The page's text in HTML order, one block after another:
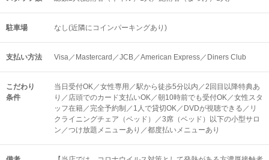
駐車場 なし(近隣にコインパーキングあり)
支払い方法 Visa／Mastercard／JCB／American Express／Diners Club
こだわり
条件
当日受付OK／女性専用／駅から徒歩5分以内／2回目以降特典あ
り／店頭でのカード支払いOK／朝10時前でも受付OK／女性スタ
ッフ在籍／完全予約制／1人で貸切OK／DVDが視聴できる／リ
クライニングチェア（ベッド）／3席（ベッド）以下の小型サロ
ン／つけ放題メニューあり／都度払いメニューあり